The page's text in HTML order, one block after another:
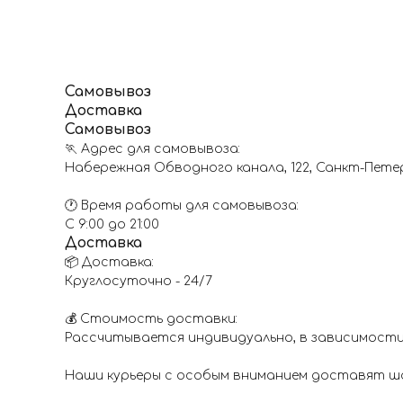
Самовывоз
Доставка
Самовывоз
🏃 Адрес для самовывоза:
Набережная Обводного канала, 122, Санкт-
🕐 Время работы для самовывоза:
С 9:00 до 21:00
Доставка
📦 Доставка:
Круглосуточно - 24/7
💰 Стоимость доставки:
Рассчитывается индивидуально, в
Наши курьеры с особым вниманием доставят